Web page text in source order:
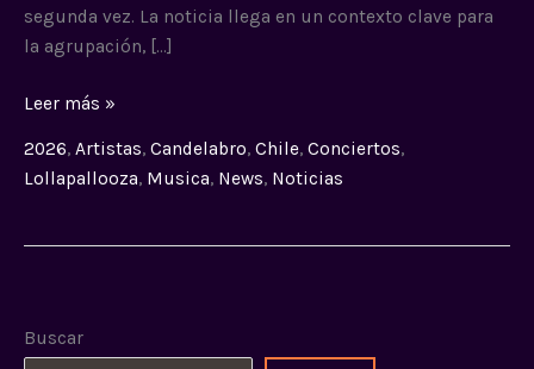
segunda vez. La noticia llega en un contexto clave para
la agrupación, […]
Leer más »
2026, Artistas, Candelabro, Chile, Conciertos,
Lollapallooza, Musica, News, Noticias
Buscar